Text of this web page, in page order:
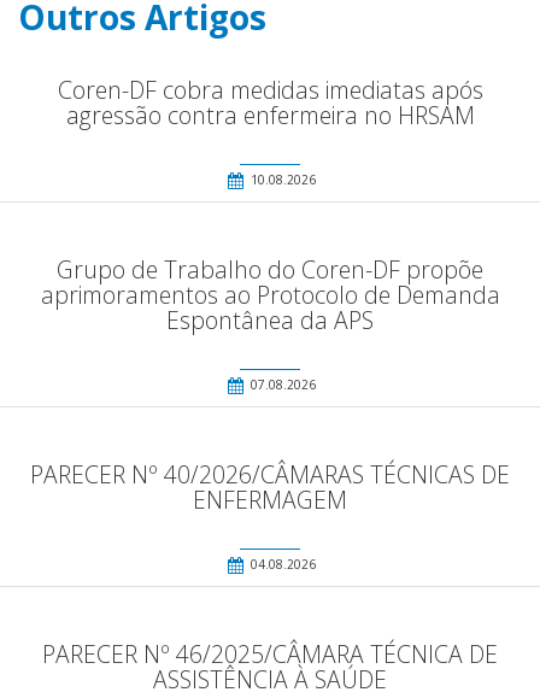
Outros Artigos
Coren-DF cobra medidas imediatas após
agressão contra enfermeira no HRSAM
10.08.2026
Grupo de Trabalho do Coren-DF propõe
aprimoramentos ao Protocolo de Demanda
Espontânea da APS
07.08.2026
PARECER Nº 40/2026/CÂMARAS TÉCNICAS DE
ENFERMAGEM
04.08.2026
PARECER Nº 46/2025/CÂMARA TÉCNICA DE
ASSISTÊNCIA À SAÚDE